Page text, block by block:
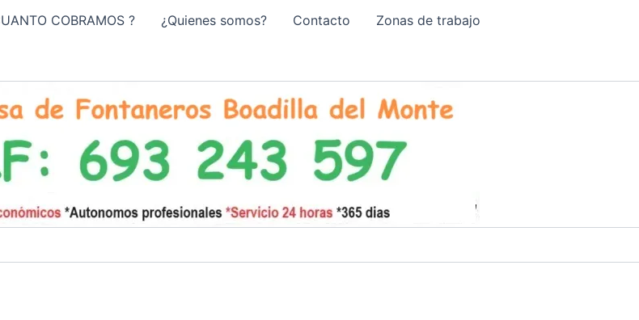
COBRAMOS ? ¿Quienes somos? Contacto Zonas de trabajo